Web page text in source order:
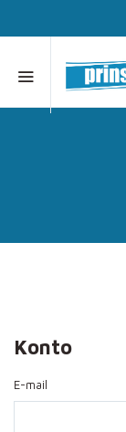
Konto
E-mail